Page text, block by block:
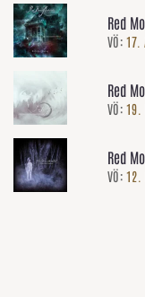
Red
VÖ: 17.
Red
VÖ: 19.
Red
VÖ: 12.